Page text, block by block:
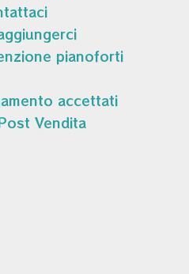
pianoforti
accettati
Vendita